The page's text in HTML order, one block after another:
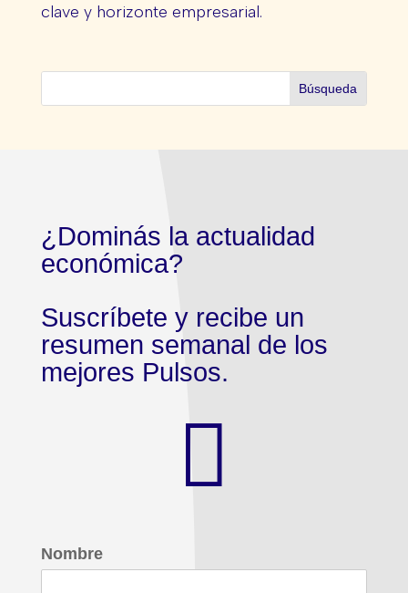
clave y horizonte empresarial.
¿Dominás la actualidad
económica?
Suscríbete y recibe un
resumen semanal de los
mejores Pulsos.

Nombre